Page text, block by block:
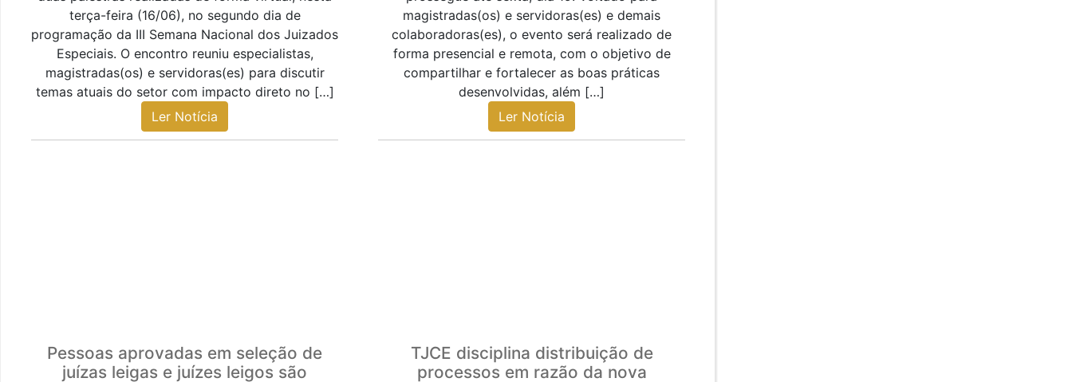
terça-feira (16/06), no segundo dia de
programação da III Semana Nacional dos Juizados
Especiais. O encontro reuniu especialistas,
magistradas(os) e servidoras(es) para discutir
temas atuais do setor com impacto direto no […]
Ler Notícia
magistradas(os) e servidoras(es) e demais
colaboradoras(es), o evento será realizado de
forma presencial e remota, com o objetivo de
compartilhar e fortalecer as boas práticas
desenvolvidas, além […]
Ler Notícia
Pessoas aprovadas em seleção de
juízas leigas e juízes leigos são
TJCE disciplina distribuição de
processos em razão da nova